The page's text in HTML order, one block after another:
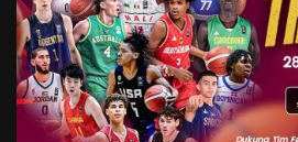
Indonesia vs
July 27, 2026 4 Min